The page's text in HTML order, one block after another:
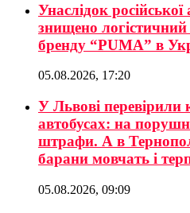
Унаслідок
знищено
бренду “PUMA” в
05.08.2026, 17:20
У Львові перевірили
автобусах: на
штрафи. А в
барани мовчать і
05.08.2026, 09:09